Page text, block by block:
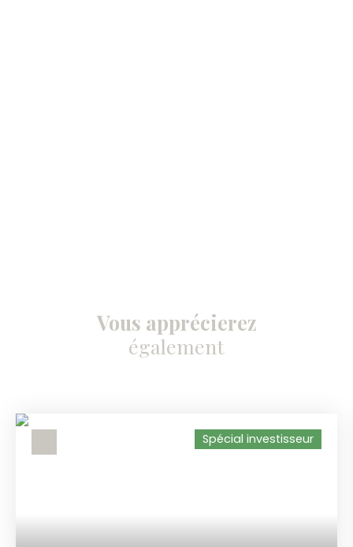
Vous apprécierez
également
Spécial investisseur